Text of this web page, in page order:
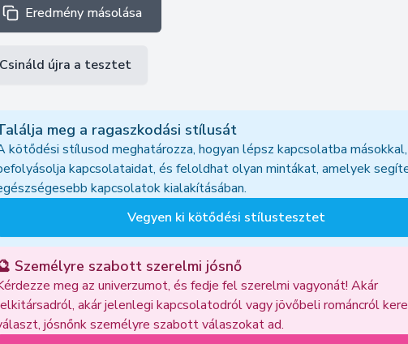
Eredmény másolása
Csináld újra a tesztet
meg a ragaszkodási stílusát
kötődési stílusod meghatározza, hogyan lépsz kapcsolatba másokkal,
kapcsolataidat, és feloldhat olyan mintákat, amelyek
kapcsolatok kialakításában.
Vegyen ki kötődési stílustesztet
Személyre szabott szerelmi jósnő
meg az univerzumot, és fedje fel szerelmi vagyonát! Akár
akár jelenlegi kapcsolatodról vagy jövőbeli románcról
jósnőnk személyre szabott válaszokat ad.